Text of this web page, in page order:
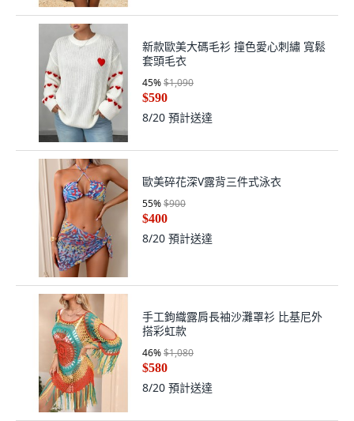
新款歐美大碼毛衫 撞色愛心刺繡 寬鬆
套頭毛衣
45%$1,090
$590
8/20 預計送達
歐美碎花深V露背三件式泳衣
55%$900
$400
8/20 預計送達
手工鉤織露肩長袖沙灘罩衫 比基尼外
搭彩虹款
46%$1,080
$580
8/20 預計送達